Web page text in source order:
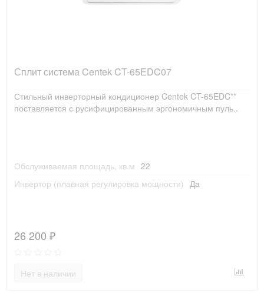
Сплит система Centek CT-65EDC07
Стильный инверторный кондиционер Centek CT-65EDC**
поставляется с русифицированным эргономичным пуль..
Обслуживаемая площадь, кв.м 22
Инвертор (плавная регулировка мощности)
Да
26 200 ₽
Нет в наличии